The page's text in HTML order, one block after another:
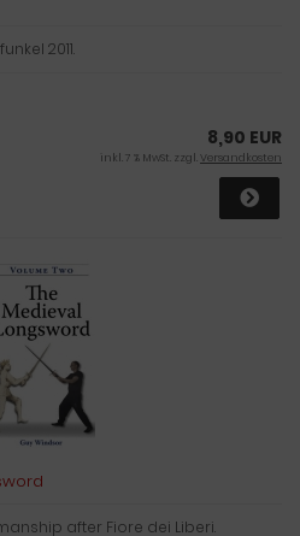
2011.
8,90 EUR
inkl. 7 % MwSt. zzgl.Versandkosten
after Fiore dei Liberi.